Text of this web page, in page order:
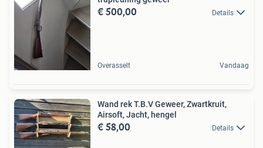
€ 500,00 Details
Overasselt Vandaag
Wand rek T.B.V Geweer, Zwartkruit,
Airsoft, Jacht, hengel
€ 58,00 Details